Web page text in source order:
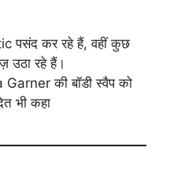
पसंद कर रहे हैं, वहीं कुछ
उठा रहे हैं।
की बॉडी स्वैप को
भी कहा